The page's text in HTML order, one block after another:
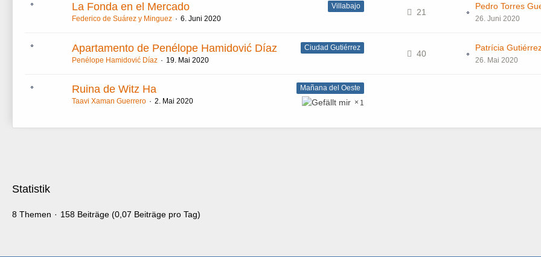
Villabajo
La Fonda en el Mercado
Federico de Suárez y Minguez 6. Juni 2020
21
Pedro Torres
26. Juni 2020
Ciudad Gutiérrez
Apartamento de Penélope Hamidović Díaz
Penélope Hamidović Díaz 19. Mai 2020
40
26. Mai 2020
Mañana del Oeste
Ruina de Witz Ha
1
Taavi Xaman Guerrero 2. Mai 2020
Statistik
8 Themen 158 Beiträge (0,07 Beiträge pro Tag)